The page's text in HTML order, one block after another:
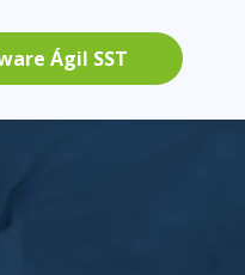
Ágil SST